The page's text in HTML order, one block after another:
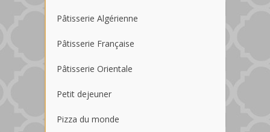
Pâtisserie Algérienne
Pâtisserie Française
Pâtisserie Orientale
Petit dejeuner
Pizza du monde